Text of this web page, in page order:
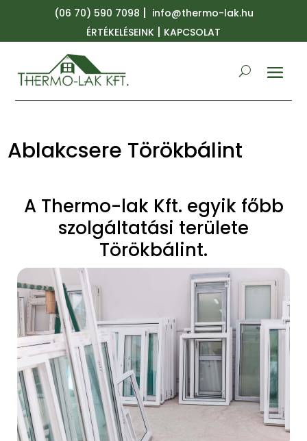
(06 70) 590 7098 | info@thermo-lak.hu
ÉRTÉKELÉSEINK | KAPCSOLAT
Ablakcsere Törökbálint
A Thermo-lak Kft. egyik főbb
szolgáltatási területe
Törökbálint.